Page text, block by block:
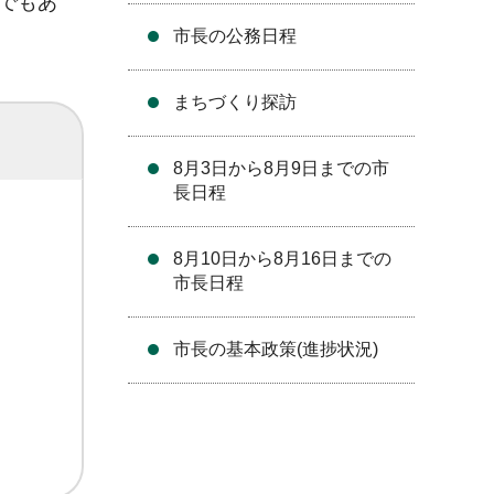
市長の公務日程
まちづくり探訪
8月3日から8月9日までの市
長日程
8月10日から8月16日までの
市長日程
市長の基本政策(進捗状況)